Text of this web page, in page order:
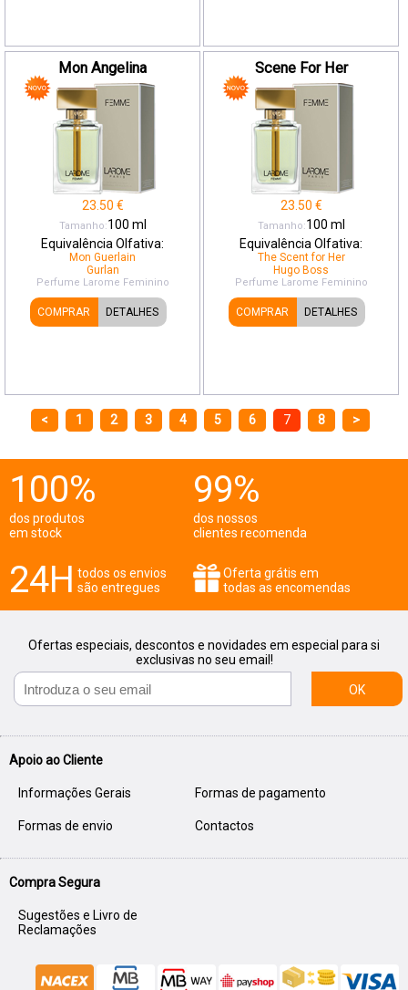
Mon Angelina
23.50 €
Tamanho:100 ml
Equivalência Olfativa:
Mon Guerlain
Gurlan
Perfume Larome Feminino
COMPRAR DETALHES
Scene For Her
23.50 €
Tamanho:100 ml
Equivalência Olfativa:
The Scent for Her
Hugo Boss
Perfume Larome Feminino
COMPRAR DETALHES
< 1 2 3 4 5 6 7 8 >
100%
dos produtos
em stock
99%
dos nossos
clientes recomenda
24H todos os envios
são entregues
Oferta grátis em
todas as encomendas
Ofertas especiais, descontos e novidades em especial para si
exclusivas no seu email!
OK
Apoio ao Cliente
Informações Gerais Formas de pagamento
Formas de envio Contactos
Compra Segura
Sugestões e Livro de
Reclamações